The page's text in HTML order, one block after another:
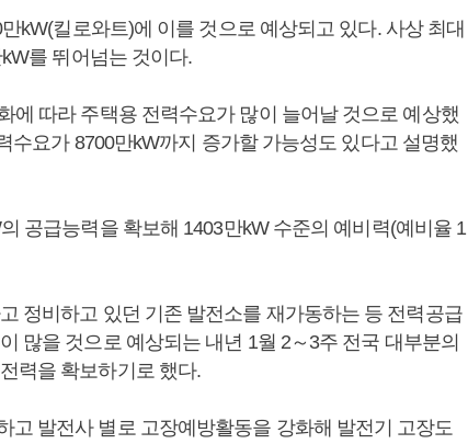
kW(킬로와트)에 이를 것으로 예상되고 있다. 사상 최대
를 뛰어넘는 것이다.
에 따라 주택용 전력수요가 많이 늘어날 것으로 예상했
수요가 8700만kW까지 증가할 가능성도 있다고 설명했
공급능력을 확보해 1403만kW 수준의 예비력(예비율 1
정비하고 있던 기존 발전소를 재가동하는 등 전력공급
많을 것으로 예상되는 내년 1월 2～3주 전국 대부분의
력을 확보하기로 했다.
고 발전사 별로 고장예방활동을 강화해 발전기 고장도